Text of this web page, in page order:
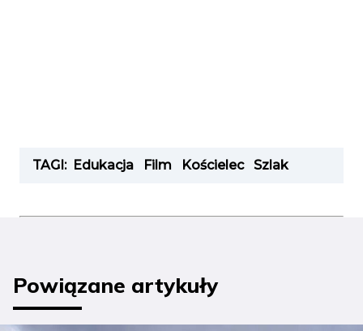
TAGI: Edukacja Film Kościelec Szlak
Powiązane artykuły